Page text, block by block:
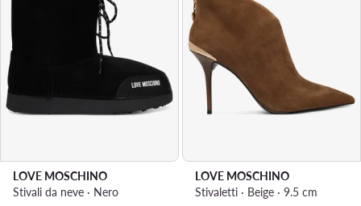
LOVE MOSCHINO
Stivali da neve · Nero
LOVE MOSCHINO
Stivaletti · Beige · 9.5 cm